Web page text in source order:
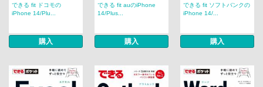
できる fit ドコモの
iPhone 14/Plu...
購入
できる fit auのiPhone
14/Plus...
購入
できる fit ソフトバンクの
iPhone 14/...
購入